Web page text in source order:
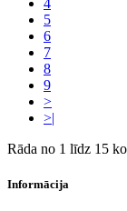
5
6
7
8
9
>
>|
Rāda no 1 līdz 15
Informācija